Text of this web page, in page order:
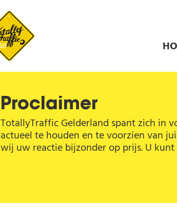
Proclaimer
TotallyTraffic Gelderland spant zich in
actueel te houden en te voorzien van
wij uw reactie bijzonder op prijs. U